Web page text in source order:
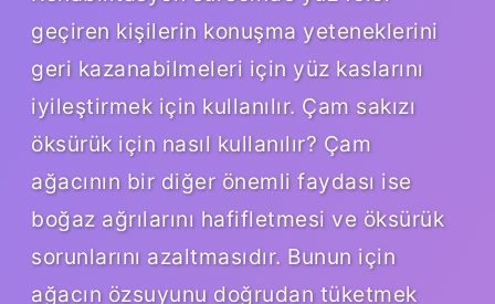
geçiren kişilerin konuşma yeteneklerini
geri kazanabilmeleri için yüz kaslarını
iyileştirmek için kullanılır. Çam sakızı
öksürük için nasıl kullanılır? Çam
ağacının bir diğer önemli faydası ise
boğaz ağrılarını hafifletmesi ve öksürük
sorunlarını azaltmasıdır. Bunun için
ağacın özsuyunu doğrudan tüketmek